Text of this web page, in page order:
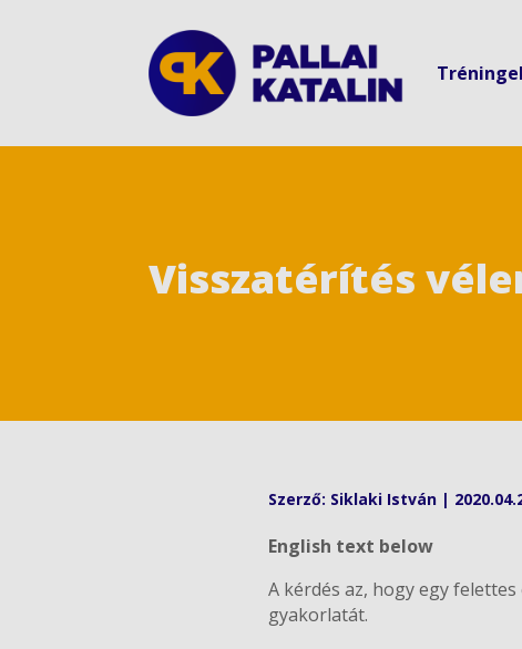
Visszatérítés
Szerző: Siklaki István|
English text below
A kérdés az, hogy egy
gyakorlatát.